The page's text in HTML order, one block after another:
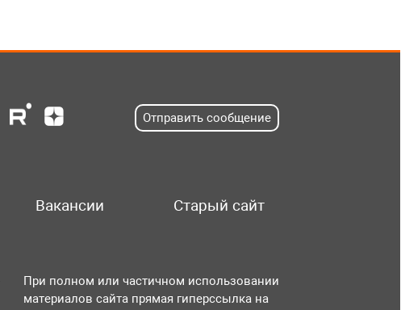
Отправить сообщение
Вакансии Старый сайт
При полном или частичном использовании
материалов сайта прямая гиперссылка на